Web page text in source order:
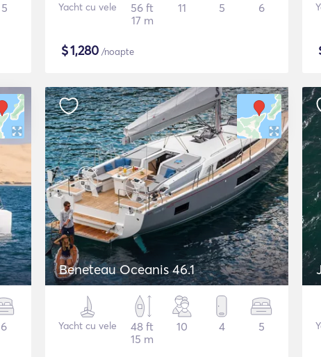
5 Yacht cu vele
56 ft
17 m
11 5 6
$1,280 /noapte
6
Beneteau Oceanis 46.1
Yacht cu vele
48 ft
15 m
10 4 5